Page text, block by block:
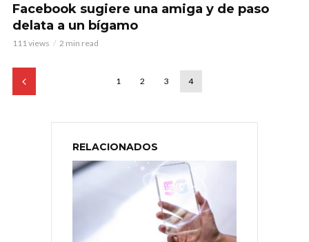
Facebook sugiere una amiga y de paso
delata a un bígamo
111 views 2 min read
1 2 3 4
RELACIONADOS